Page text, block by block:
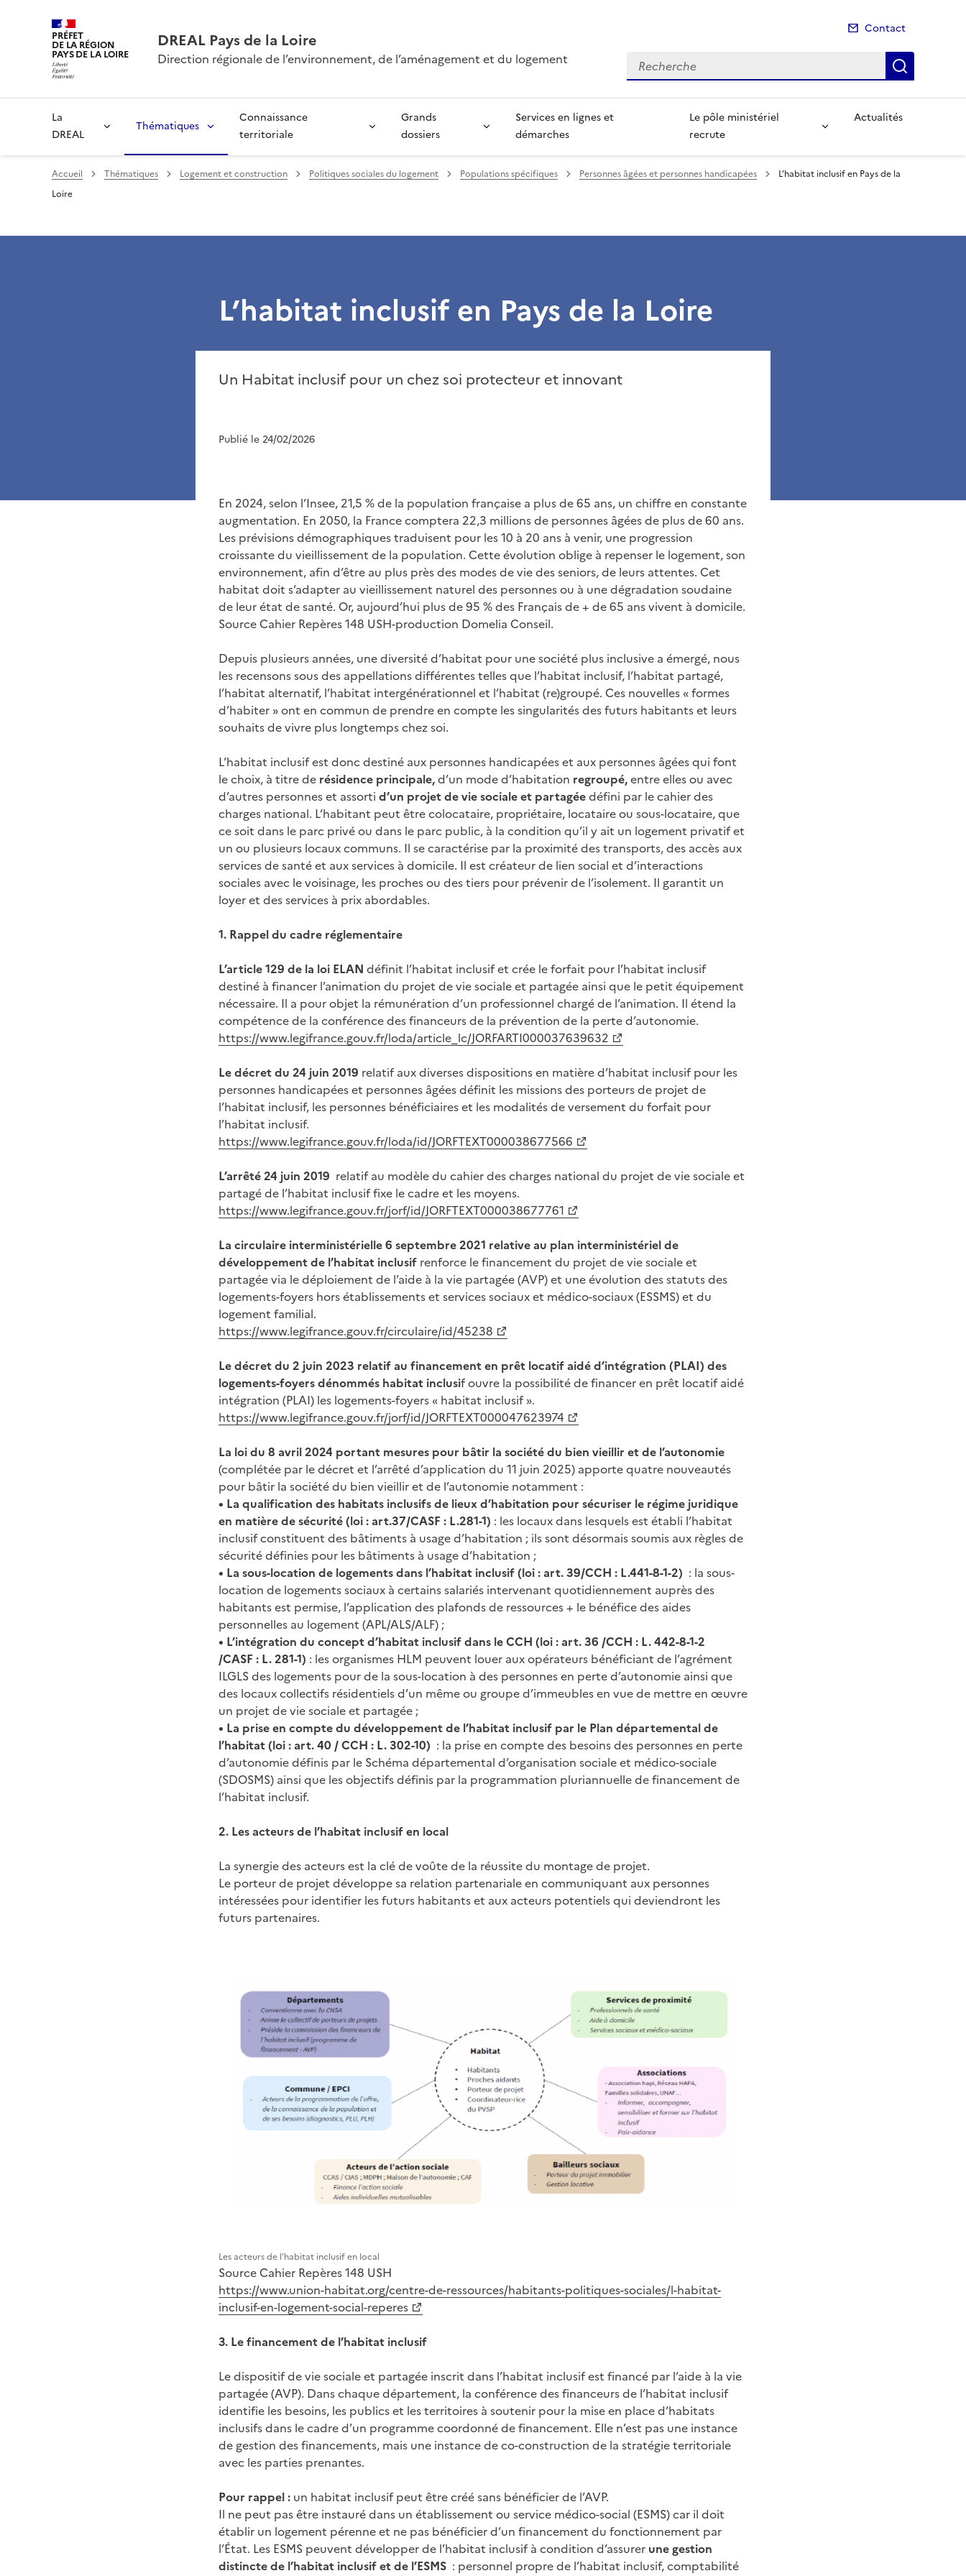
PRÉFET
DE LA RÉGION
PAYS DE LA LOIRE
DREAL Pays de la Loire
Direction régionale de l’environnement, de l’aménagement et du logement
Contact
Recherche
La
DREAL
Thématiques
Connaissance
territoriale
Grands
dossiers
Services en lignes et
démarches
Le pôle ministériel
recrute
Actualités
Accueil Thématiques Logement et construction Politiques sociales du logement Populations spécifiques Personnes âgées et personnes handicapées
L’habitat inclusif en Pays de la
Loire
L’habitat inclusif en Pays de la Loire
Un Habitat inclusif pour un chez soi protecteur et innovant
Publié le 24/02/2026
En 2024, selon l’Insee, 21,5 % de la population française a plus de 65 ans, un chiffre en constante
augmentation. En 2050, la France comptera 22,3 millions de personnes âgées de plus de 60 ans.
Les prévisions démographiques traduisent pour les 10 à 20 ans à venir, une progression
croissante du vieillissement de la population. Cette évolution oblige à repenser le logement, son
environnement, afin d’être au plus près des modes de vie des seniors, de leurs attentes. Cet
habitat doit s’adapter au vieillissement naturel des personnes ou à une dégradation soudaine
de leur état de santé. Or, aujourd’hui plus de 95 % des Français de + de 65 ans vivent à domicile.
Source Cahier Repères 148 USH-production Domelia Conseil.
Depuis plusieurs années, une diversité d’habitat pour une société plus inclusive a émergé, nous
les recensons sous des appellations différentes telles que l’habitat inclusif, l’habitat partagé,
l’habitat alternatif, l’habitat intergénérationnel et l’habitat (re)groupé. Ces nouvelles « formes
d’habiter » ont en commun de prendre en compte les singularités des futurs habitants et leurs
souhaits de vivre plus longtemps chez soi.
L’habitat inclusif est donc destiné aux personnes handicapées et aux personnes âgées qui font
le choix, à titre de résidence principale,d’un mode d’habitation regroupé,entre elles ou avec
d’autres personnes et assorti d’un projet de vie sociale et partagéedéfini par le cahier des
charges national. L’habitant peut être colocataire, propriétaire, locataire ou sous-locataire, que
ce soit dans le parc privé ou dans le parc public, à la condition qu’il y ait un logement privatif et
un ou plusieurs locaux communs. Il se caractérise par la proximité des transports, des accès aux
services de santé et aux services à domicile. Il est créateur de lien social et d’interactions
sociales avec le voisinage, les proches ou des tiers pour prévenir de l’isolement. Il garantit un
loyer et des services à prix abordables.
1. Rappel du cadre réglementaire
L’article 129 de la loi ELAN définit l’habitat inclusif et crée le forfait pour l’habitat inclusif
destiné à financer l’animation du projet de vie sociale et partagée ainsi que le petit équipement
nécessaire. Il a pour objet la rémunération d’un professionnel chargé de l’animation. Il étend la
compétence de la conférence des financeurs de la prévention de la perte d’autonomie.
https://www.legifrance.gouv.fr/loda/article_lc/JORFARTI000037639632
Le décret du 24 juin 2019 relatif aux diverses dispositions en matière d’habitat inclusif pour les
personnes handicapées et personnes âgées définit les missions des porteurs de projet de
l’habitat inclusif, les personnes bénéficiaires et les modalités de versement du forfait pour
l’habitat inclusif.
https://www.legifrance.gouv.fr/loda/id/JORFTEXT000038677566
L’arrêté 24 juin 2019 relatif au modèle du cahier des charges national du projet de vie sociale et
partagé de l’habitat inclusif fixe le cadre et les moyens.
https://www.legifrance.gouv.fr/jorf/id/JORFTEXT000038677761
La circulaire interministérielle 6 septembre 2021 relative au plan interministériel de
développement de l’habitat inclusif renforce le financement du projet de vie sociale et
partagée via le déploiement de l’aide à la vie partagée (AVP) et une évolution des statuts des
logements-foyers hors établissements et services sociaux et médico-sociaux (ESSMS) et du
logement familial.
https://www.legifrance.gouv.fr/circulaire/id/45238
Le décret du 2 juin 2023 relatif au financement en prêt locatif aidé d’intégration (PLAI) des
logements-foyers dénommés habitat inclusif ouvre la possibilité de financer en prêt locatif aidé
intégration (PLAI) les logements-foyers « habitat inclusif ».
https://www.legifrance.gouv.fr/jorf/id/JORFTEXT000047623974
La loi du 8 avril 2024 portant mesures pour bâtir la société du bien vieillir et de l’autonomie
(complétée par le décret et l’arrêté d’application du 11 juin 2025) apporte quatre nouveautés
pour bâtir la société du bien vieillir et de l’autonomie notamment :
• La qualification des habitats inclusifs de lieux d’habitation pour sécuriser le régime juridique
en matière de sécurité (loi : art.37/CASF : L.281-1) : les locaux dans lesquels est établi l’habitat
inclusif constituent des bâtiments à usage d’habitation ; ils sont désormais soumis aux règles de
sécurité définies pour les bâtiments à usage d’habitation ;
• La sous-location de logements dans l’habitat inclusif (loi : art. 39/CCH : L.441-8-1-2) : la sous-
location de logements sociaux à certains salariés intervenant quotidiennement auprès des
habitants est permise, l’application des plafonds de ressources + le bénéfice des aides
personnelles au logement (APL/ALS/ALF) ;
• L’intégration du concept d’habitat inclusif dans le CCH (loi : art. 36 /CCH : L. 442-8-1-2
/CASF : L. 281-1) : les organismes HLM peuvent louer aux opérateurs bénéficiant de l’agrément
ILGLS des logements pour de la sous-location à des personnes en perte d’autonomie ainsi que
des locaux collectifs résidentiels d’un même ou groupe d’immeubles en vue de mettre en œuvre
un projet de vie sociale et partagée ;
• La prise en compte du développement de l’habitat inclusif par le Plan départemental de
l’habitat (loi : art. 40 / CCH : L. 302-10) : la prise en compte des besoins des personnes en perte
d’autonomie définis par le Schéma départemental d’organisation sociale et médico-sociale
(SDOSMS) ainsi que les objectifs définis par la programmation pluriannuelle de financement de
l’habitat inclusif.
2. Les acteurs de l’habitat inclusif en local
La synergie des acteurs est la clé de voûte de la réussite du montage de projet.
Le porteur de projet développe sa relation partenariale en communiquant aux personnes
intéressées pour identifier les futurs habitants et aux acteurs potentiels qui deviendront les
futurs partenaires.
Les acteurs de l'habitat inclusif en local
Source Cahier Repères 148 USH
https://www.union-habitat.org/centre-de-ressources/habitants-politiques-sociales/l-habitat-
inclusif-en-logement-social-reperes
3. Le financement de l’habitat inclusif
Le dispositif de vie sociale et partagée inscrit dans l’habitat inclusif est financé par l’aide à la vie
partagée (AVP). Dans chaque département, la conférence des financeurs de l’habitat inclusif
identifie les besoins, les publics et les territoires à soutenir pour la mise en place d’habitats
inclusifs dans le cadre d’un programme coordonné de financement. Elle n’est pas une instance
de gestion des financements, mais une instance de co-construction de la stratégie territoriale
avec les parties prenantes.
Pour rappel : un habitat inclusif peut être créé sans bénéficier de l’AVP.
Il ne peut pas être instauré dans un établissement ou service médico-social (ESMS) car il doit
établir un logement pérenne et ne pas bénéficier d’un financement du fonctionnement par
l’État. Les ESMS peuvent développer de l’habitat inclusif à condition d’assurer une gestion
distincte de l’habitat inclusif et de l’ESMS : personnel propre de l’habitat inclusif, comptabilité